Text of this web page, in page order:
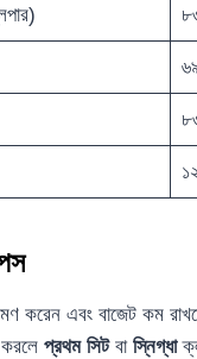
করেন এবং বাজেট কম
করলে প্রথম সিটবা স্নিগ্ধা